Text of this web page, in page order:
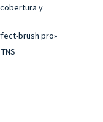
y
brush pro»